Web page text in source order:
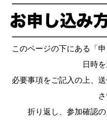
このページの下にある「
日時を
必要事項をご記入の上、
さ
折り返し、参加確認